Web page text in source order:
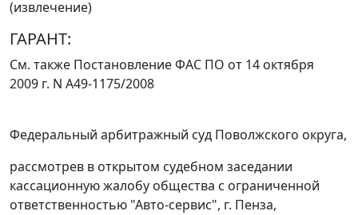
(извлечение)
ГАРАНТ:
См. также ПостановлениеФАС ПО от 14 октября
2009 г. N А49-1175/2008
Федеральный арбитражный суд Поволжского округа,
рассмотрев в открытом судебном заседании
кассационную жалобу общества с ограниченной
ответственностью "Авто-сервис", г. Пенза,